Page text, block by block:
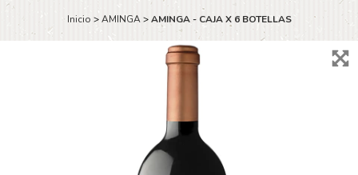
Inicio > AMINGA > AMINGA - CAJA X 6 BOTELLAS